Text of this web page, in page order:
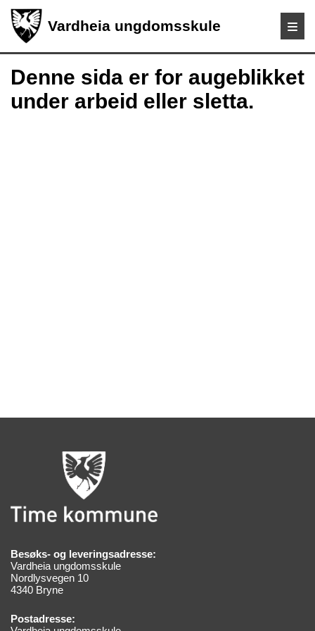
Vardheia ungdomsskule
Denne sida er for augeblikket
under arbeid eller sletta.
Besøks- og leveringsadresse:
Vardheia ungdomsskule
Nordlysvegen 10
4340 Bryne
Postadresse: